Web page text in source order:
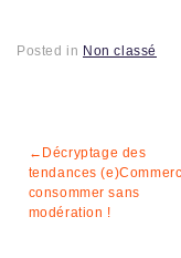
Posted in Non classé
Navigation
de
Décryptage des
tendances
consommer sans
modération !